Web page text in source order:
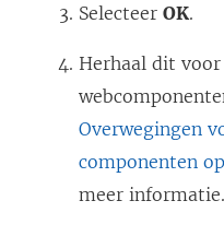
Selecteer OK.
Herhaal dit
Overwegingen
componenten
meer informatie.